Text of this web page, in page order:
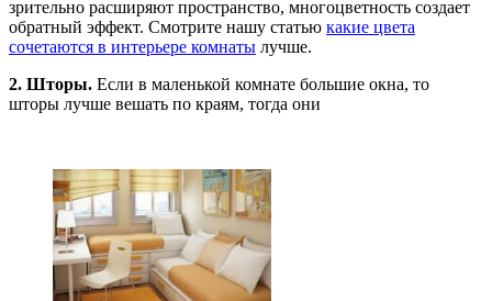
зрительно расширяют пространство, многоцветность создает
обратный эффект. Смотрите нашу статью какие цвета
сочетаются в интерьере комнаты лучше.
2. Шторы. Если в маленькой комнате большие окна, то
шторы лучше вешать по краям, тогда они